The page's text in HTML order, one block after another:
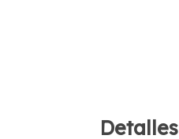
Detalles